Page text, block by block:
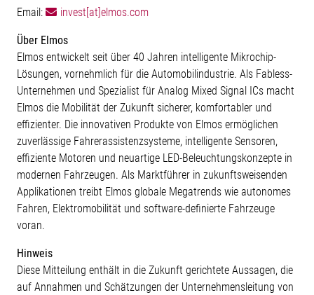
Email:
invest[at]elmos.com
Über Elmos
Elmos entwickelt seit über 40 Jahren intelligente Mikrochip-
Lösungen, vornehmlich für die Automobilindustrie. Als Fabless-
Unternehmen und Spezialist für Analog Mixed Signal ICs macht
Elmos die Mobilität der Zukunft sicherer, komfortabler und
effizienter. Die innovativen Produkte von Elmos ermöglichen
zuverlässige Fahrerassistenzsysteme, intelligente Sensoren,
effiziente Motoren und neuartige LED-Beleuchtungskonzepte in
modernen Fahrzeugen. Als Marktführer in zukunftsweisenden
Applikationen treibt Elmos globale Megatrends wie autonomes
Fahren, Elektromobilität und software-definierte Fahrzeuge
voran.
Hinweis
Diese Mitteilung enthält in die Zukunft gerichtete Aussagen, die
auf Annahmen und Schätzungen der Unternehmensleitung von